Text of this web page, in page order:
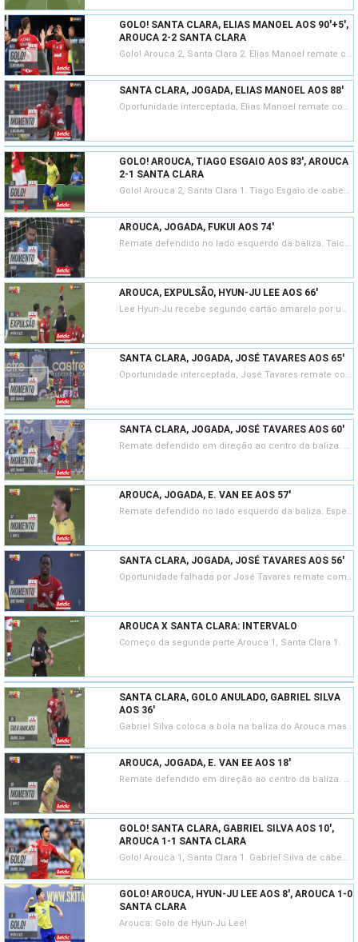
GOLO! SANTA CLARA, ELIAS MANOEL AOS 90'+5',
AROUCA 2-2 SANTA CLARA
Golo! Arouca 2, Santa Clara 2. Elias Manoel remate com o pé direito em frente à baliza.
SANTA CLARA, JOGADA, ELIAS MANOEL AOS 88'
Oportunidade interceptada, Elias Manoel remate com o pé direito de fora da área.
GOLO! AROUCA, TIAGO ESGAIO AOS 83', AROUCA
2-1 SANTA CLARA
Golo! Arouca 2, Santa Clara 1. Tiago Esgaio de cabeça no coração da área resultante do canto.
AROUCA, JOGADA, FUKUI AOS 74'
Remate defendido no lado esquerdo da baliza. Taichi Fukui remate com o pé direito de fora da área. Assistência de Espen van Ee.
AROUCA, EXPULSÃO, HYUN-JU LEE AOS 66'
Lee Hyun-Ju recebe segundo cartão amarelo por uma entrada perigosa.
SANTA CLARA, JOGADA, JOSÉ TAVARES AOS 65'
Oportunidade interceptada, José Tavares remate com o pé direito no coração da área. Assistência de Welinton Torrão.
SANTA CLARA, JOGADA, JOSÉ TAVARES AOS 60'
Remate defendido em direção ao centro da baliza. José Tavares remate com o pé esquerdo no coração da área.
AROUCA, JOGADA, E. VAN EE AOS 57'
Remate defendido no lado esquerdo da baliza. Espen van Ee remate com o pé direito de fora da área. Assistência de Barbero.
SANTA CLARA, JOGADA, JOSÉ TAVARES AOS 56'
Oportunidade falhada por José Tavares remate com o pé esquerdo do lado esquerdo da área. Assistência de Gabriel Silva depois de um contra ataque.
AROUCA X SANTA CLARA: INTERVALO
Começo da segunda parte Arouca 1, Santa Clara 1.
SANTA CLARA, GOLO ANULADO, GABRIEL SILVA
AOS 36'
Gabriel Silva coloca a bola na baliza do Arouca mas o lance é invalidado por fora de jogo anterior
AROUCA, JOGADA, E. VAN EE AOS 18'
Remate defendido em direção ao centro da baliza. Espen van Ee remate com o pé esquerdo de fora da área. Assistência de Alfonso Trezza.
GOLO! SANTA CLARA, GABRIEL SILVA AOS 10',
AROUCA 1-1 SANTA CLARA
Golo! Arouca 1, Santa Clara 1. Gabriel Silva de cabeça em frente à baliza resultante do canto.
GOLO! AROUCA, HYUN-JU LEE AOS 8', AROUCA 1-0
SANTA CLARA
Arouca: Golo de Hyun-Ju Lee!